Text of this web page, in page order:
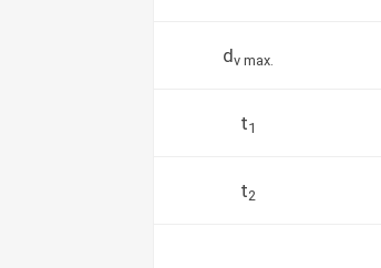
dv max.
t1
t2